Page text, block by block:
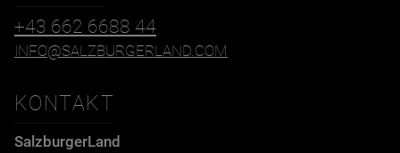
+43 662 6688 44
INFO@SALZBURGERLAND.COM
KONTAKT
SalzburgerLand